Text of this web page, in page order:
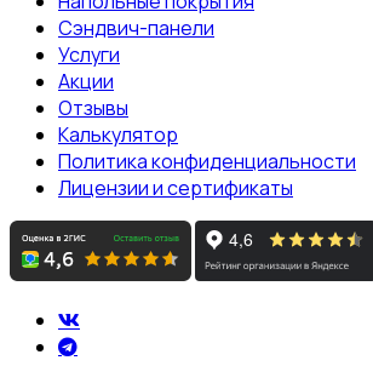
Сэндвич-панели
Услуги
Акции
Отзывы
Калькулятор
Политика конфиденциальности
Лицензии и сертификаты